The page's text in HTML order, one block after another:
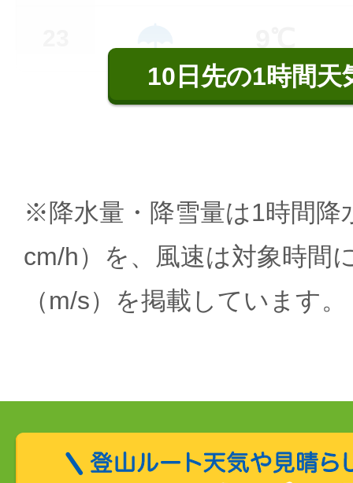
10日先の1時間天
※降水量・降雪量は1時間降
cm/h）を、風速は対象時間
（m/s）を掲載しています。